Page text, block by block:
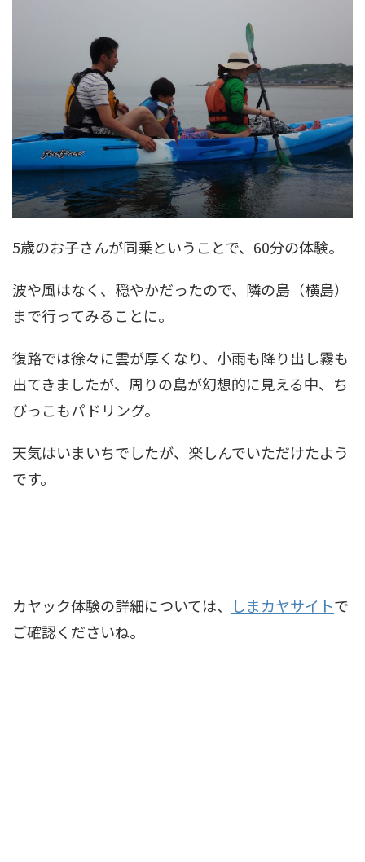
5歳のお子さんが同乗ということで、60分の体験。
波や風はなく、穏やかだったので、隣の島（横島）
まで行ってみることに。
復路では徐々に雲が厚くなり、小雨も降り出し霧も
出てきましたが、周りの島が幻想的に見える中、ち
びっこもパドリング。
天気はいまいちでしたが、楽しんでいただけたよう
です。
カヤック体験の詳細については、 しまカヤサイトで
ご確認くださいね。